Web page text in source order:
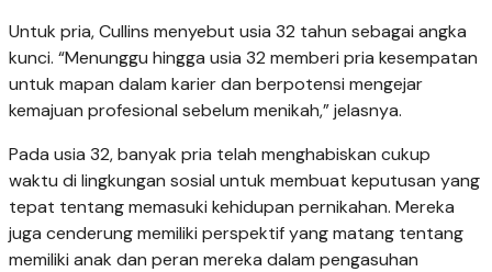
Untuk pria, Cullins menyebut usia 32 tahun sebagai angka
kunci. “Menunggu hingga usia 32 memberi pria kesempatan
untuk mapan dalam karier dan berpotensi mengejar
kemajuan profesional sebelum menikah,” jelasnya.
Pada usia 32, banyak pria telah menghabiskan cukup
waktu di lingkungan sosial untuk membuat keputusan yang
tepat tentang memasuki kehidupan pernikahan. Mereka
juga cenderung memiliki perspektif yang matang tentang
memiliki anak dan peran mereka dalam pengasuhan